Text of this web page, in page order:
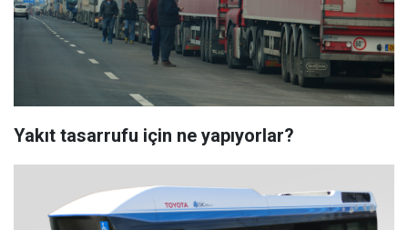
Yakıt tasarrufu için ne yapıyorlar?